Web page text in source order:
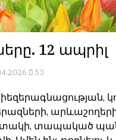
12 ապրիլ
53
տապակած